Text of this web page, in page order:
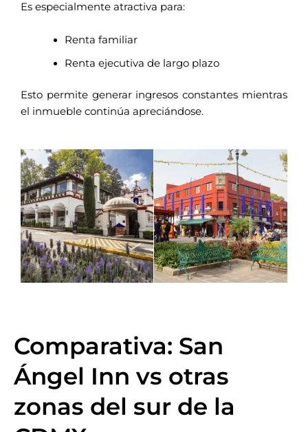
Es especialmente atractiva para:
Renta familiar
Renta ejecutiva de largo plazo
Esto permite generar ingresos constantes mientras
el inmueble continúa apreciándose.
Comparativa: San
Ángel Inn vs otras
zonas del sur de la